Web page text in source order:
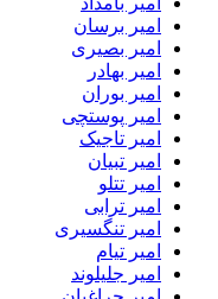
امیر برسان
امیر بصیری
امیر بهادر
امیر بوران
امیر پوستچی
امیر تاجیک
امیر تبیان
امیر تتلو
امیر ترابی
امیر تنگسیری
امیر تیام
امیر جلیلوند